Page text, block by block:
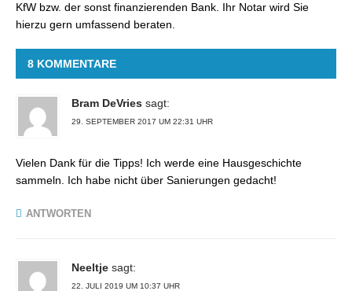
KfW bzw. der sonst finanzierenden Bank. Ihr Notar wird Sie
hierzu gern umfassend beraten.
8 KOMMENTARE
Bram DeVries sagt:
29. SEPTEMBER 2017 UM 22:31 UHR
Vielen Dank für die Tipps! Ich werde eine Hausgeschichte
sammeln. Ich habe nicht über Sanierungen gedacht!
ANTWORTEN
Neeltje sagt:
22. JULI 2019 UM 10:37 UHR